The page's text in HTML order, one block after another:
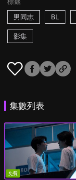
男同志
BL
影集
集數列表
免費